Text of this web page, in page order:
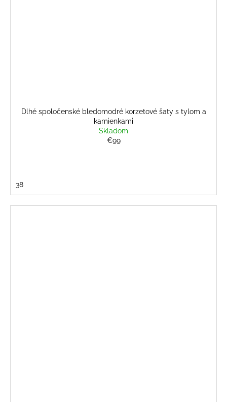
Dlhé spoločenské bledomodré korzetové šaty s tylom a
kamienkami
Skladom
€99
38